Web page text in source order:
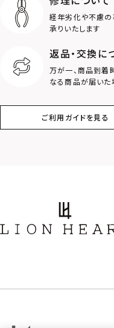
ロゴ
クラウン
フラワー
経年劣化や不慮の
承りいたします
返品・交換に
万が一、商品到着
なる商品が届いた
ご利用ガイドを見る